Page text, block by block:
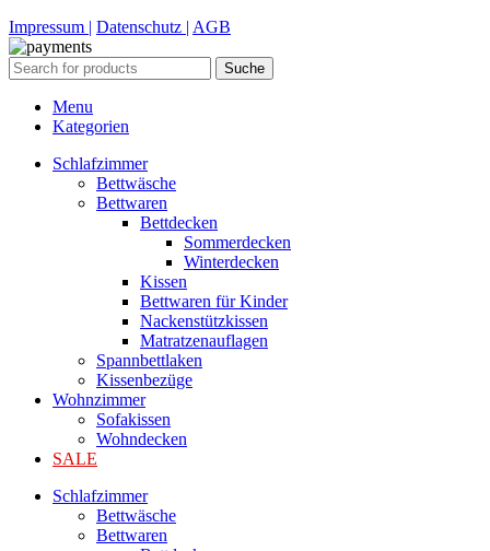
Impressum | Datenschutz | AGB
Suche
Menu
Kategorien
Schlafzimmer
Bettwäsche
Bettwaren
Bettdecken
Sommerdecken
Winterdecken
Kissen
Bettwaren für Kinder
Nackenstützkissen
Matratzenauflagen
Spannbettlaken
Kissenbezüge
Wohnzimmer
Sofakissen
Wohndecken
SALE
Schlafzimmer
Bettwäsche
Bettwaren